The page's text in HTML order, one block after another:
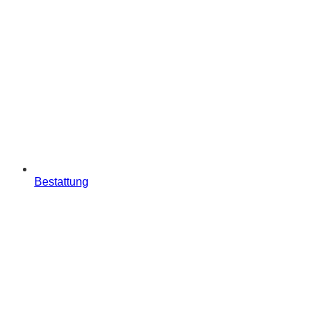
Bestattung